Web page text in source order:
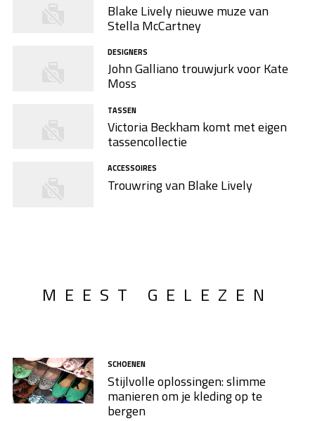
Blake Lively nieuwe muze van
Stella McCartney
DESIGNERS
John Galliano trouwjurk voor Kate
Moss
TASSEN
Victoria Beckham komt met eigen
tassencollectie
ACCESSOIRES
Trouwring van Blake Lively
MEEST GELEZEN
SCHOENEN
Stijlvolle oplossingen: slimme
manieren om je kleding op te
bergen